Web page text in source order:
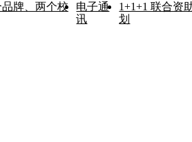
牌、两个校
电子通
讯
1+1+1 联合资
划